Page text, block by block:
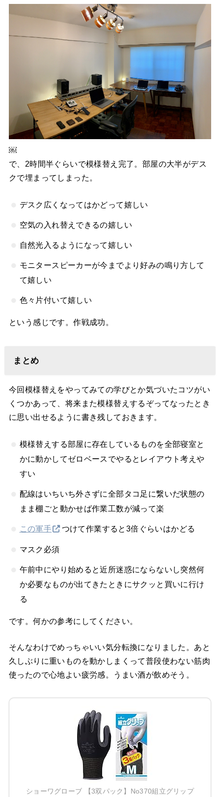
￼
で、2時間半ぐらいで模様替え完了。部屋の大半がデス
クで埋まってしまった。
デスク広くなってはかどって嬉しい
空気の入れ替えできるの嬉しい
自然光入るようになって嬉しい
モニタースピーカーが今までより好みの鳴り方して
て嬉しい
色々片付いて嬉しい
という感じです。作戦成功。
まとめ
今回模様替えをやってみての学びとか気づいたコツがい
くつかあって、将来また模様替えするぞってなったとき
に思い出せるように書き残しておきます。
模様替えする部屋に存在しているものを全部寝室と
かに動かしてゼロベースでやるとレイアウト考えや
すい
配線はいちいち外さずに全部タコ足に繋いだ状態の
まま棚ごと動かせば作業工数が減って楽
この軍手 つけて作業すると3倍ぐらいはかどる
マスク必須
午前中にやり始めると近所迷惑にならないし突然何
か必要なものが出てきたときにサクッと買いに行け
る
です。何かの参考にしてください。
そんなわけでめっちゃいい気分転換になりました。あと
久しぶりに重いものを動かしまくって普段使わない筋肉
使ったので心地よい疲労感。うまい酒が飲めそう。
ショーワグローブ 【3双パック】No370組立グリップ